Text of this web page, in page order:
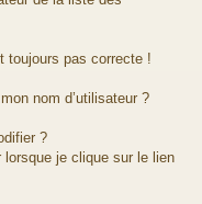
toujours pas correcte !
nom d’utilisateur ?
?
lorsque je clique sur le lien